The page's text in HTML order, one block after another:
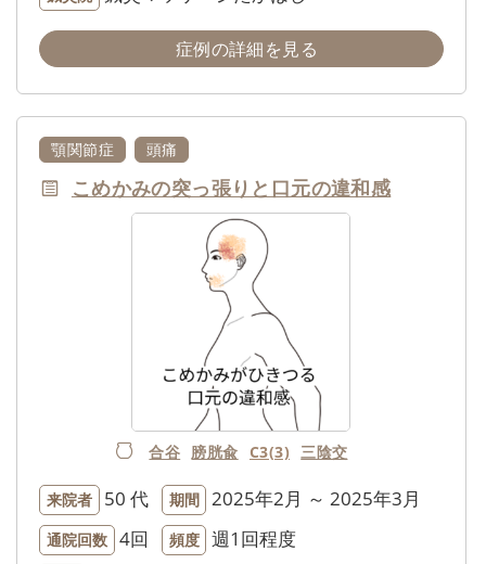
症例の詳細を見る
顎関節症 頭痛
こめかみの突っ張りと口元の違和感
合谷 膀胱兪 C3(3) 三陰交
来院者 50 代 期間 2025年2月 ～ 2025年3月
通院回数 4回 頻度 週1回程度